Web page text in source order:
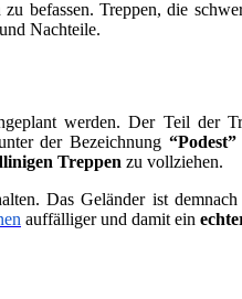
befassen. Treppen, die
Nachteile.
werden. Der Teil der
der Bezeichnung“Podest”
Treppen zu vollziehen.
Das Geländer ist demnach
auffälliger und damit ein